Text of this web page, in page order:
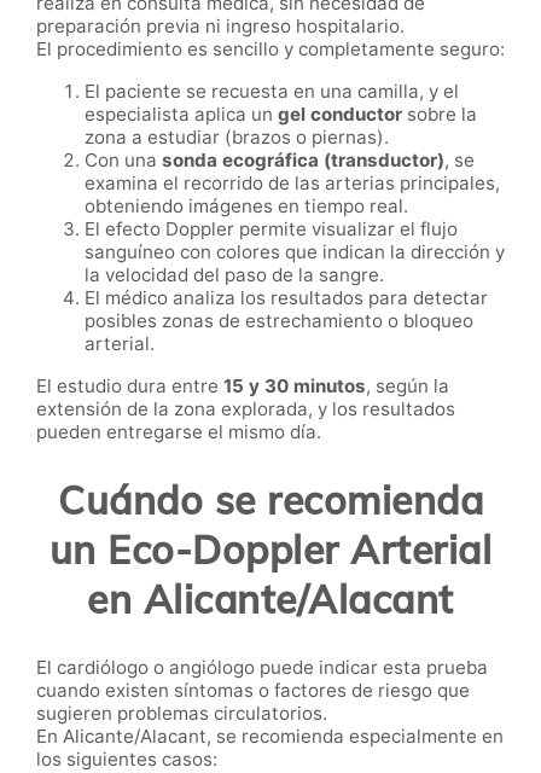
preparación previa ni ingreso hospitalario.
El procedimiento es sencillo y completamente seguro:
El paciente se recuesta en una camilla, y el
especialista aplica un gel conductor sobre la
zona a estudiar (brazos o piernas).
Con una sonda ecográfica (transductor), se
examina el recorrido de las arterias principales,
obteniendo imágenes en tiempo real.
El efecto Doppler permite visualizar el flujo
sanguíneo con colores que indican la dirección y
la velocidad del paso de la sangre.
El médico analiza los resultados para detectar
posibles zonas de estrechamiento o bloqueo
arterial.
El estudio dura entre 15 y 30 minutos, según la
extensión de la zona explorada, y los resultados
pueden entregarse el mismo día.
Cuándo se recomienda
un Eco-Doppler Arterial
en Alicante/Alacant
El cardiólogo o angiólogo puede indicar esta prueba
cuando existen síntomas o factores de riesgo que
sugieren problemas circulatorios.
En Alicante/Alacant, se recomienda especialmente en
los siguientes casos: